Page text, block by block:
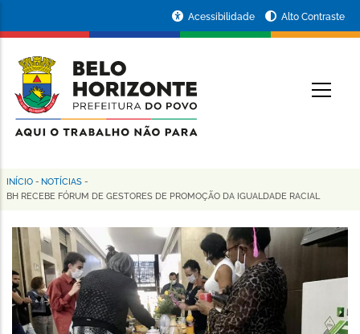
conteúdo
principal
da
Prefeitura
de
Horizonte
Acessibilidade Alto Contraste
Trilha
navegação
INÍCIO - NOTÍCIAS -
BH RECEBE FÓRUM DE GESTORES DE PROMOÇÃO DA IGUALDADE RACIAL